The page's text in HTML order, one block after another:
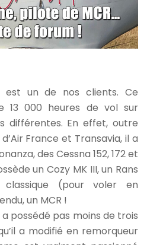
est un de nos clients. Ce
13 000 heures de vol sur
différentes. En effet, outre
France et Transavia, il a
des Cessna 152, 172 et
un Cozy MK III, un Rans
(pour voler en
un MCR !
a possédé pas moins de trois
a modifié en remorqueur